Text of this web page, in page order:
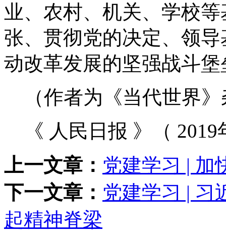
业、农村、机关、学校
张、贯彻党的决定、领
动改革发展的坚强战斗堡
（作者为《当代世界》
《 人民日报 》（ 2019
上一文章： 党建学习 | 加
下一文章： 党建学习 | 习
起精神脊梁